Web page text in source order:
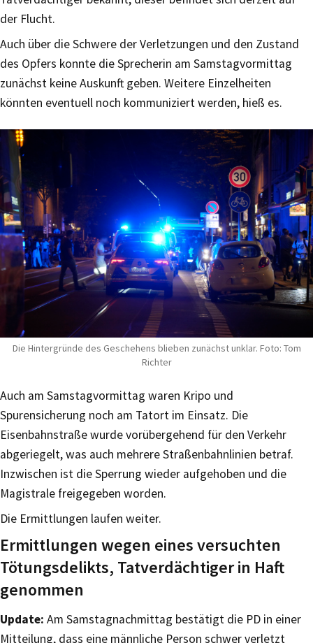
der Flucht.
Auch über die Schwere der Verletzungen und den Zustand
des Opfers konnte die Sprecherin am Samstagvormittag
zunächst keine Auskunft geben. Weitere Einzelheiten
könnten eventuell noch kommuniziert werden, hieß es.
Die Hintergründe des Geschehens blieben zunächst unklar. Foto: Tom
Richter
Auch am Samstagvormittag waren Kripo und
Spurensicherung noch am Tatort im Einsatz. Die
Eisenbahnstraße wurde vorübergehend für den Verkehr
abgeriegelt, was auch mehrere Straßenbahnlinien betraf.
Inzwischen ist die Sperrung wieder aufgehoben und die
Magistrale freigegeben worden.
Die Ermittlungen laufen weiter.
Ermittlungen wegen eines versuchten
Tötungsdelikts, Tatverdächtiger in Haft
genommen
Update: Am Samstagnachmittag bestätigt die PD in einer
Mitteilung, dass eine männliche Person schwer verletzt